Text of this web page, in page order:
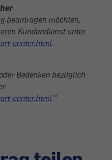
beantragen möchten,
Kundendienst unter
center.html.
Bedenken bezüglich
center.html."